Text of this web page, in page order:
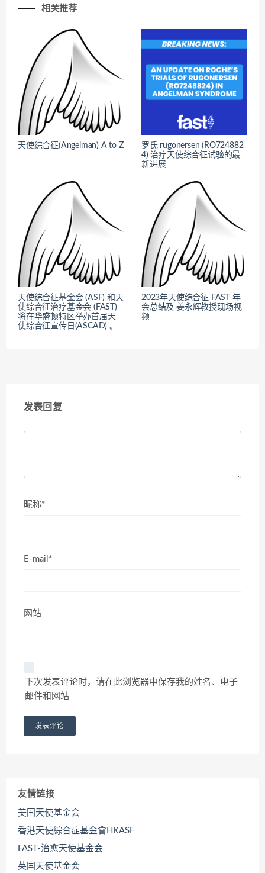
相关推荐
天使综合征(Angelman) A to Z
罗氏 rugonersen (RO724882
4) 治疗天使综合征试验的最
新进展
天使综合征基金会 (ASF) 和天
使综合征治疗基金会 (FAST)
将在华盛顿特区举办首届天
使综合征宣传日(ASCAD) 。
2023年天使综合征 FAST 年
会总结及 姜永辉教授现场视
频
发表回复
昵称*
E-mail*
网站
下次发表评论时，请在此浏览器中保存我的姓名、电子
邮件和网站
友情链接
美国天使基金会
香港天使綜合症基金會HKASF
FAST-治愈天使基金会
英国天使基金会